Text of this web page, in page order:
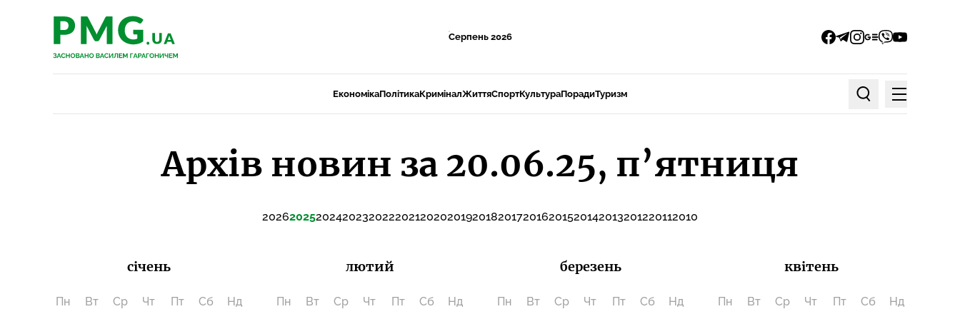
PMG.ua
Серпень 2026
facebook
telegram
instagram
google_news
viberyoutube
PMG.ua
ЕкономікаПолітикаКриміналЖиттяСпортКультураПорадиТуризм
Пошук по статтях
Меню
Архів новин за 20.06.25, п’ятниця
20262025202420232022202120202019201820172016201520142013201220112010
січень
Пн Вт Ср Чт Пт Сб Нд
лютий
Пн Вт Ср Чт Пт Сб Нд
березень
Пн Вт Ср Чт Пт Сб Нд
квітень
Пн Вт Ср Чт Пт Сб Нд